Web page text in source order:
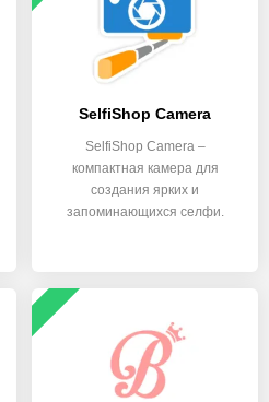
SelfiShop Camera
SelfiShop Camera –
компактная камера для
создания ярких и
запоминающихся селфи.